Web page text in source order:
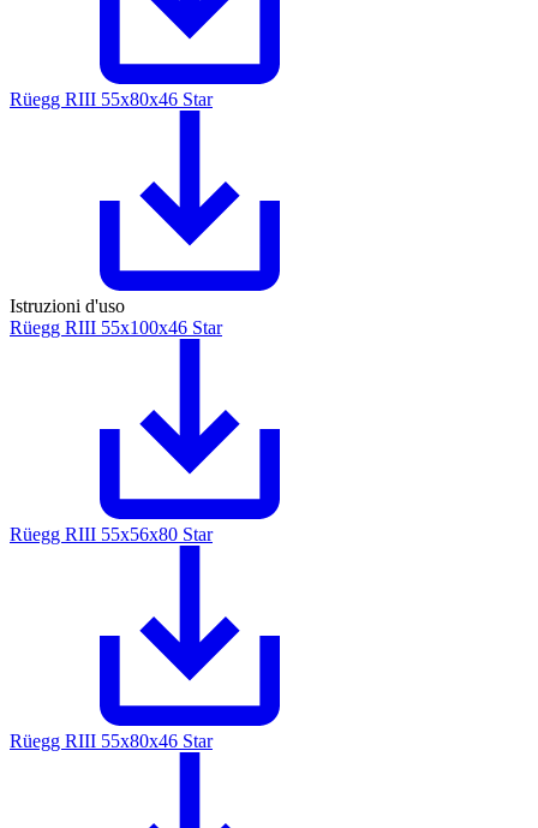
Rüegg RIII 55x80x46 Star
Istruzioni d'uso
Rüegg RIII 55x100x46 Star
Rüegg RIII 55x56x80 Star
Rüegg RIII 55x80x46 Star